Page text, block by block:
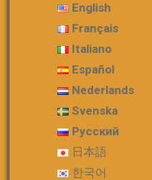
English
Français
Italiano
Español
Nederlands
Svenska
Русский
日本語
한국어